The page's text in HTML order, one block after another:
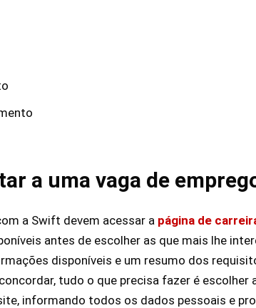
a uma vaga de
a Swift devem acessar a página de
antes de escolher as que mais lhe
disponíveis e um resumo dos
tudo o que precisa fazer é escolher
informando todos os dados pessoais e